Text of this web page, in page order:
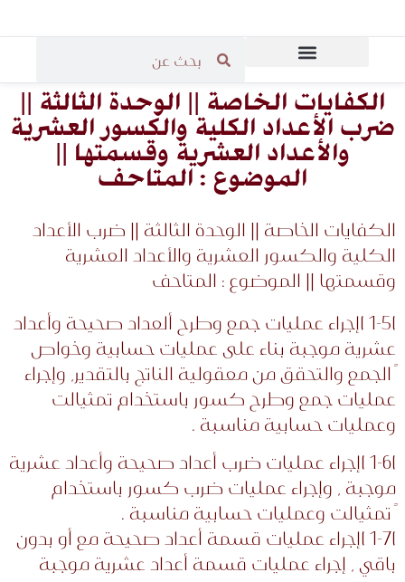
الكفايات الخاصة || الوحدة الثالثة ||
ضرب الأعداد الكلية والكسور العشرية
والأعداد العشرية وقسمتها ||
الموضوع : المتاحف
الكفايات الخاصة || الوحدة الثالثة || ضرب الأعداد
الكلية والكسور العشرية والأعداد العشرية
وقسمتها || الموضوع : المتاحف
)1-5 )إجراء عمليات جمع وطرح ألعداد صحيحة وأعداد
عشرية موجبة بناء على عمليات حسابية وخواص
ً الجمع والتحقق من معقولية الناتج بالتقدير، وإجراء
عمليات جمع وطرح كسور باستخدام تمثيالت
وعمليات حسابية مناسبة .
)1-6 )إجراء عمليات ضرب أعداد صحيحة وأعداد عشرية
موجبة ، وإجراء عمليات ضرب كسور باستخدام
ً تمثيالت وعمليات حسابية مناسبة .
)1-7 )إجراء عمليات قسمة أعداد صحيحة مع أو بدون
باقي ، إجراء عمليات قسمة أعداد عشرية موجبة